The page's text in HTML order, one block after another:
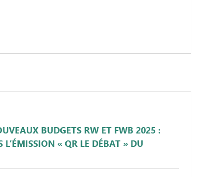
BUDGETS RW ET FWB 2025 :
L’ÉMISSION « QR LE DÉBAT » DU